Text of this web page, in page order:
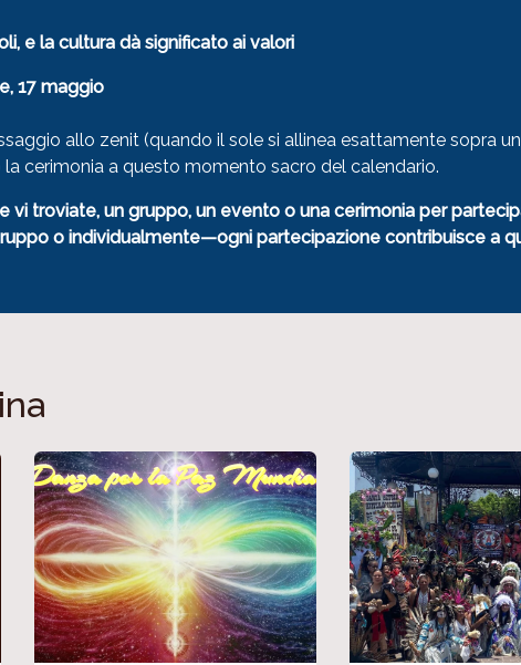
e la cultura dà significato ai valori
17 maggio
allo zenit (quando il sole si allinea esattamente sopra
la cerimonia a questo momento sacro del calendario.
vi troviate, un gruppo, un evento o una cerimonia per
o individualmente—ogni partecipazione contribuisce a